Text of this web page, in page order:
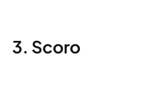
3. Scoro